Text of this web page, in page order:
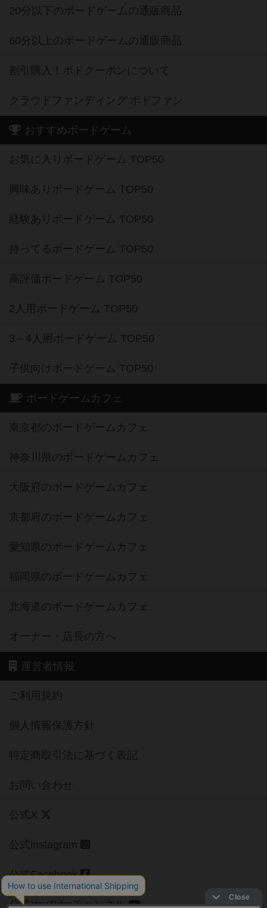
20分以下のボードゲームの通販商品
60分以上のボードゲームの通販商品
割引購入！ボドクーポンについて
クラウドファンディング ボドファン
おすすめボードゲーム
お気に入りボードゲーム TOP50
興味ありボードゲーム TOP50
経験ありボードゲーム TOP50
持ってるボードゲーム TOP50
高評価ボードゲーム TOP50
2人用ボードゲーム TOP50
3～4人用ボードゲーム TOP50
子供向けボードゲーム TOP50
ボードゲームカフェ
東京都のボードゲームカフェ
神奈川県のボードゲームカフェ
大阪府のボードゲームカフェ
京都府のボードゲームカフェ
愛知県のボードゲームカフェ
福岡県のボードゲームカフェ
北海道のボードゲームカフェ
オーナー・店長の方へ
運営者情報
ご利用規約
個人情報保護方針
特定商取引法に基づく表記
お問い合わせ
公式X
公式instagram
公式Facebook
公式YouTubeチャンネル